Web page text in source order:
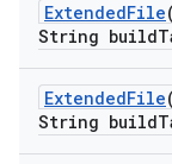
ExtendedFile
String build
ExtendedFile
String build